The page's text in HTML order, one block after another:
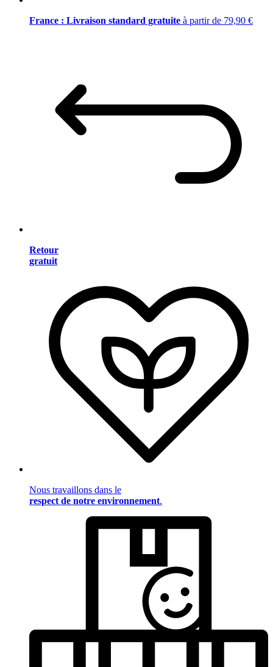
France : Livraison standard gratuite à partir de 79,90 €
Retour
gratuit
Nous travaillons dans le
respect de notre environnement.